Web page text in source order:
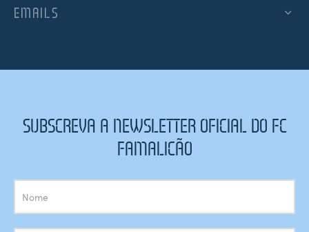
EMAILS
SUBSCREVA A NEWSLETTER OFICIAL DO FC
FAMALICÃO
Subscrição
Newsletter